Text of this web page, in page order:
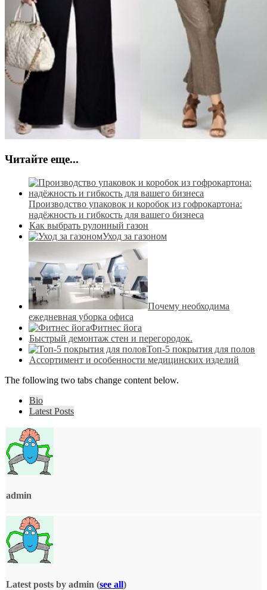
Читайте еще...
Производство упаковок и коробок из гофрокартона:
надёжность и гибкость для вашего бизнеса
Как выбрать рулонный газон
Уход за газоном
Почему необходима
ежедневная уборка офиса
Фитнес йога
Быстрый демонтаж стен и перегородок.
Топ-5 покрытия для полов
Ассортимент и особенности медицинских изделий
The following two tabs change content below.
Bio
Latest Posts
admin
Latest posts by admin (see all)